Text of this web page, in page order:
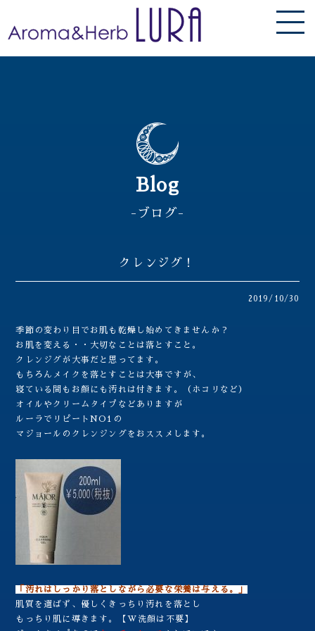
Blog
-ブログ-
クレンジグ！
2019/10/30
季節の変わり目でお肌も乾燥し始めてきませんか？
お肌を変える・・大切なことは落とすこと。
クレンジグが大事だと思ってます。
もちろんメイクを落とすことは大事ですが、
寝ている間もお顔にも汚れは付きます。（ホコリなど）
オイルやクリームタイプなどありますが
ルーラでリピートNO1の
マジョールのクレンジングをおススメします。
「汚れはしっかり落としながら必要な栄養は与える。」
肌質を選ばず、優しくきっちり汚れを落とし
もっちり肌に導きます。【W洗顔は不要】